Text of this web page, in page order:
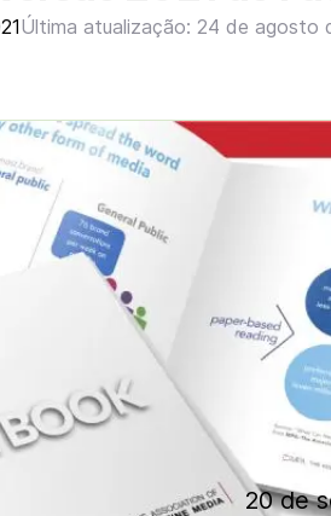
Última atualização: 24 de agosto
20 de